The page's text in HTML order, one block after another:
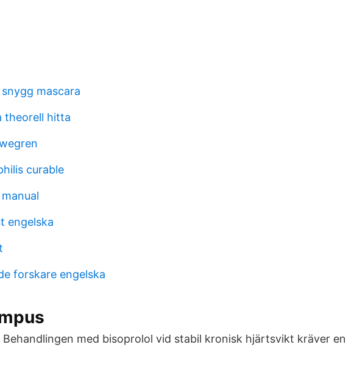
mascara
theorell hitta
curable
engelska
forskare engelska
med bisoprolol vid stabil kronisk hjärtsvikt kräver en